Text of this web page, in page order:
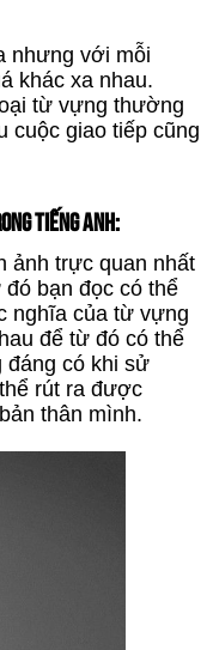
nhưng với mỗi
khác xa nhau.
từ vựng thường
cuộc giao tiếp cũng
TIẾNG ANH:
ảnh trực quan nhất
bạn đọc có thể
nghĩa của từ vựng
để từ đó có thể
đáng có khi sử
rút ra được
thân mình.